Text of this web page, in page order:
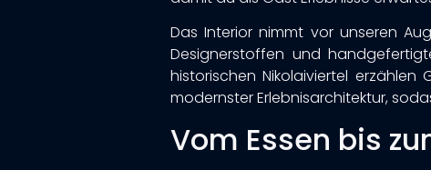
Das Interior nimmt vor unseren
Designerstoffen und
historischen Nikolaiviertel
modernster Erlebnisarchitektur,
Vom Essen bis